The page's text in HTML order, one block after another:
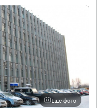
Еще фото